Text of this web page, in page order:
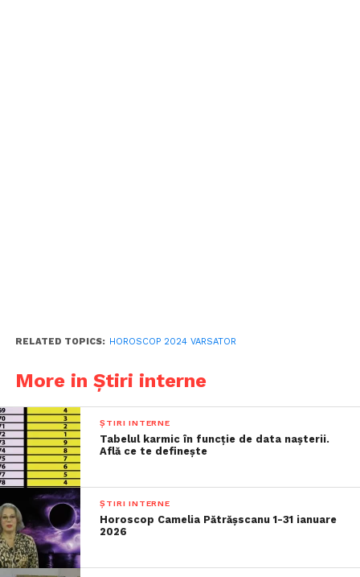
RELATED TOPICS: HOROSCOP 2024 VARSATOR
More in Știri interne
ȘTIRI INTERNE
Tabelul karmic în funcție de data nașterii.
Află ce te definește
ȘTIRI INTERNE
Horoscop Camelia Pătrășscanu 1-31 ianuare
2026